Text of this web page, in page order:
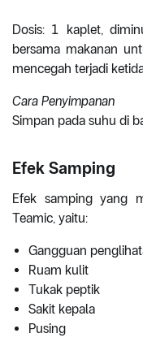
Dosis: 1 kaplet,
bersama makanan
mencegah terjadi
Cara Penyimpanan
Simpan pada suhu di
Efek Samping
Efek samping yang
Teamic, yaitu:
Gangguan
Ruam kulit
Tukak peptik
Sakit kepala
Pusing